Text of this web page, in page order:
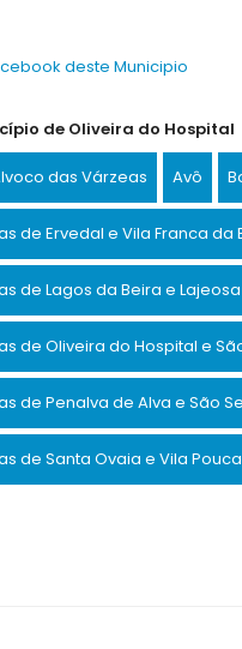
deste Municipio
de Oliveira do Hospital
das Várzeas Avô
de Ervedal e Vila Franca da
de Lagos da Beira e Lajeosa
de Oliveira do Hospital e
de Penalva de Alva e São
de Santa Ovaia e Vila